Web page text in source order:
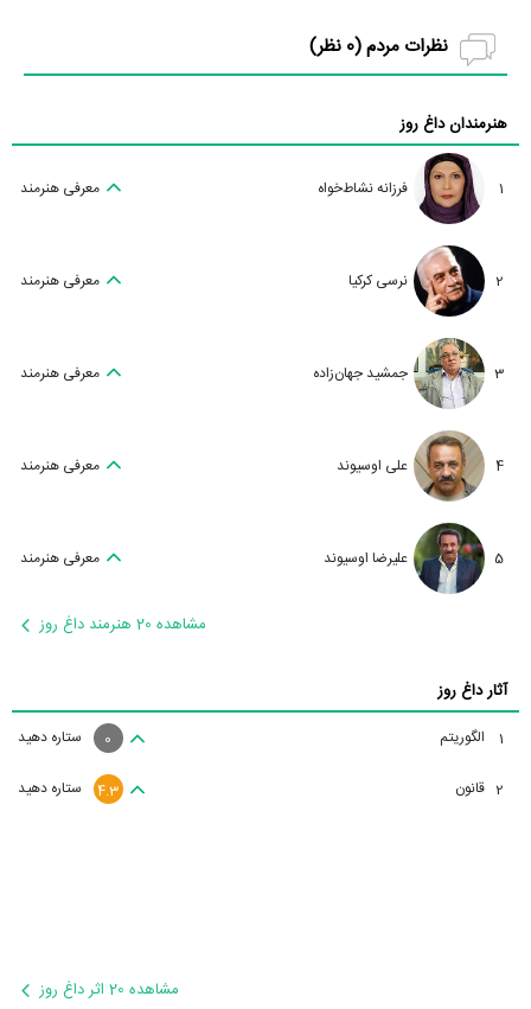
نظرات مردم (0 نظر)
هنرمندان داغ روز
1 فرزانه نشاط‌خواه معرفی هنرمند
2 نرسی کرکیا معرفی هنرمند
3 جمشید جهان‌زاده معرفی هنرمند
4 علی اوسیوند معرفی هنرمند
5 علیرضا اوسیوند معرفی هنرمند
مشاهده 20 هنرمند داغ روز
آثار داغ روز
1 الگوریتم ستاره دهید 0
2 قانون ستاره دهید 4.3
مشاهده 20 اثر داغ روز